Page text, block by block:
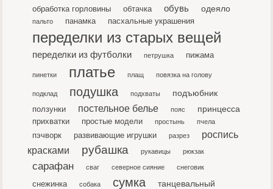
обработка горловины обтачка обувь одеяло
пальто панамка пасхальные украшения
переделки из старых вещей
переделки из футболки петрушка пижама
пинетки платье плащ повязка на голову
подклад подушка подхваты подъюбник
ползунки постельное белье пояс принцесса
прихватки простые модели простынь пчела
пэчворк развивающие игрушки разрез
роспись
красками
рубашка рукавицы рюкзак
сарафан сваг северное сияние снеговик
снежинка собака сумка танцевальный